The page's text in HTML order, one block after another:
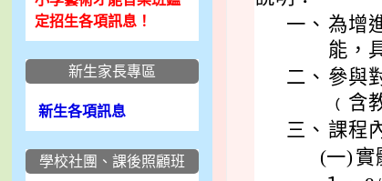
一、 為增
能，
二、 參與
﹙含
三、 課程
(一) 實
定招生各項訊息！
新生家長專區
新生各項訊息
學校社團、課後照顧班